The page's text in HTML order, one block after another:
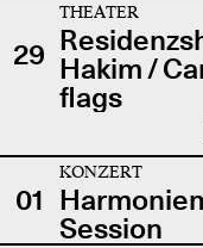
29
THEATER
Hakim /
flags
01
KONZERT
Session